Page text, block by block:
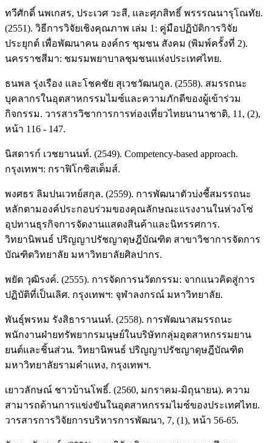
ทวีศักดิ์ นพเกสร, ประเวศ วะสี, และศุภสิทธิ์ พรรรณนารุโณทัย.
(2551). วิธีการวิจัยเชิงคุณภาพ เล่ม 1: คู่มือปฏิบัติการวิจัย
ประยุกต์ เพื่อพัฒนาคน องค์กร ชุมชน สังคม (พิมพ์ครั้งที่ 2).
นครราชสีมา: ชมรมพยาบาลชุมชนแห่งประเทศไทย.
ธนพล รุ่งเรือง และโชคชัย สุเวชวัฒนกูล. (2558). สมรรถนะ
บุคลากรในอุตสาหกรรมไมซ์และความภักดีของผู้เข้าร่วม
กิจกรรม. วารสารวิชาการการท่องเที่ยวไทยนานาชาติ, 11, (2),
หน้า 116 - 147.
นิสดารก์ เวชยานนท์. (2549). Competency-based approach.
กรุงเทพฯ: กราฟิโกซิสเต็มส์.
พงศธร ลิมปนเวทย์สกุล. (2559). การพัฒนาตัวบ่งชี้สมรรถนะ
หลักตามองค์ประกอบร่วมของคุณลักษณะแรงงานในห่วงโซ่
อุปทานธุรกิจการจัดงานแสดงสินค้าและนิทรรศการ.
วิทยานิพนธ์ ปริญญาปรัชญาดุษฎีบัณฑิต สาขาวิชาการจัดการ
บัณฑิตวิทยาลัย มหาวิทยาลัยศิลปากร.
พยัต วุฒิรงค์. (2555). การจัดการนวัตกรรม: จากแนวคิดสู่การ
ปฏิบัติที่เป็นเลิศ. กรุงเทพฯ: จุฬาลงกรณ์ มหาวิทยาลัย.
พันธุ์พรหม รังสิธารานนท์. (2558). การพัฒนาสมรรถนะ
พนักงานฝ่ายทรัพยากรมนุษย์ในบริษัทกลุ่มอุตสาหกรรมยาน
ยนต์และชิ้นส่วน. วิทยานิพนธ์ ปริญญาปรัชญาดุษฎีบัณฑิต
มหาวิทยาลัยรามคำแหง, กรุงเทพฯ.
เยาวลักษณ์ ชาวบ้านโพธิ์. (2560, มกราคม-มิถุนายน). ความ
สามารถด้านการแข่งขันในอุตสาหกรรมไมซ์ของประเทศไทย.
วารสารการวิจัยการบริหารการพัฒนา, 7, (1), หน้า 56-65.